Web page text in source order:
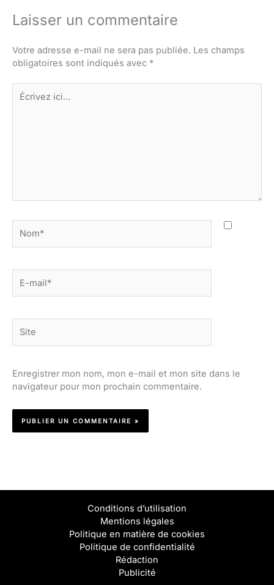
Laisser un commentaire
Votre adresse e-mail ne sera pas publiée. Les champs
obligatoires sont indiqués avec *
Écrivez
ici…
mail*
Enregistrer mon nom, mon e-mail et mon site dans le
navigateur pour mon prochain commentaire.
Conditions d’utilisation
Mentions légales
Politique en matière de cookies
Politique de confidentialité
Rédaction
Publicité